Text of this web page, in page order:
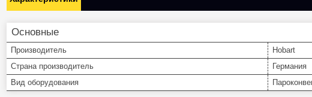
Основные
Производитель
Hobart
Страна производитель
Германия
Вид оборудования